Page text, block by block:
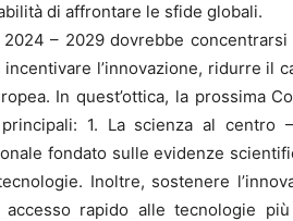
di affrontare le sfide globali.
– 2029 dovrebbe
l’innovazione, ridurre il
In quest’ottica, la prossima
1. La scienza al centro
fondato sulle evidenze
Inoltre, sostenere
rapido alle tecnologie più